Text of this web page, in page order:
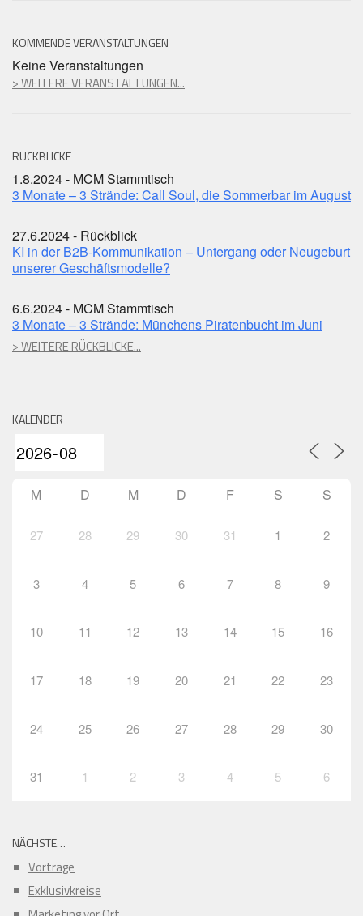
KOMMENDE VERANSTALTUNGEN
Keine Veranstaltungen
> WEITERE VERANSTALTUNGEN...
RÜCKBLICKE
1.8.2024 - MCM Stammtisch
3 Monate – 3 Strände: Call Soul, die Sommerbar im August
27.6.2024 - Rückblick
KI in der B2B-Kommunikation – Untergang oder Neugeburt
unserer Geschäftsmodelle?
6.6.2024 - MCM Stammtisch
3 Monate – 3 Strände: Münchens Piratenbucht im Juni
> WEITERE RÜCKBLICKE...
KALENDER
M D M D F S S
27 28 29 30 31 1 2
3 4 5 6 7 8 9
10 11 12 13 14 15 16
17 18 19 20 21 22 23
24 25 26 27 28 29 30
31 1 2 3 4 5 6
NÄCHSTE…
Vorträge
Exklusivkreise